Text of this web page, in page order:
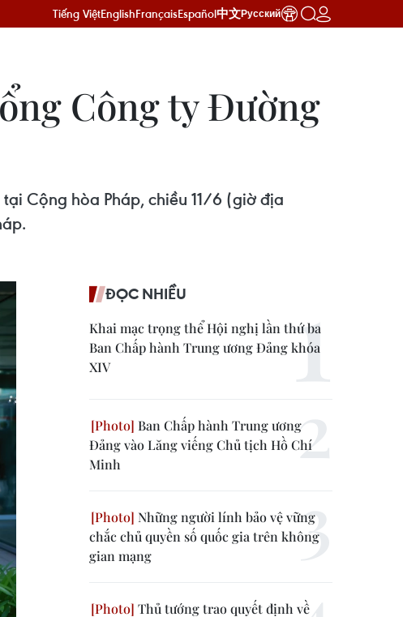
Tiếng ViệtEnglishFrançaisEspañol中文Русский
Công ty Đường
Cộng hòa Pháp, chiều 11/6 (giờ địa
ĐỌC NHIỀU
Khai mạc trọng thể Hội nghị lần thứ ba
Ban Chấp hành Trung ương Đảng khóa
XIV
Ban Chấp hành Trung ương
Đảng vào Lăng viếng Chủ tịch Hồ Chí
Minh
Những người lính bảo vệ vững
chắc chủ quyền số quốc gia trên không
gian mạng
Thủ tướng trao quyết định về